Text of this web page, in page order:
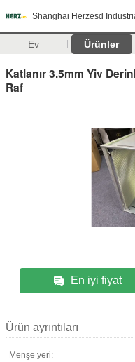
Shanghai Herzesd
Ev Ürünler
Katlanır 3.5mm Yiv
Raf
En iyi fiyat
Ürün ayrıntıları
Menşe yeri: